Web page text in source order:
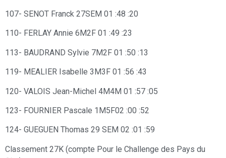
107- SENOT Franck 27SEM 01 :48 :20
110- FERLAY Annie 6M2F 01 :49 :23
113- BAUDRAND Sylvie 7M2F 01 :50 :13
119- MEALIER Isabelle 3M3F 01 :56 :43
120- VALOIS Jean-Michel 4M4M 01 :57 :05
123- FOURNIER Pascale 1M5F02 :00 :52
124- GUEGUEN Thomas 29 SEM 02 :01 :59
Classement 27K (compte Pour le Challenge des Pays du